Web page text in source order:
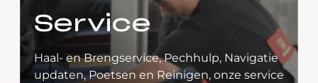
Service
Haal- en Brengservice, Pechhulp, Navigatie
updaten, Poetsen en Reinigen, onze service